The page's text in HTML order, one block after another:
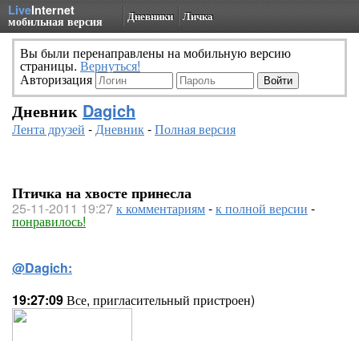
LiveInternet
мобильная версия Дневники Личка
Вы были перенаправлены на мобильную версию
страницы. Вернуться!
Авторизация
Дневник Dagich
Лента друзей -Дневник-Полная версия
Птичка на хвосте принесла
25-11-2011 19:27к комментариям-к полной версии -
понравилось!
@Dagich:
19:27:09Все, пригласительный пристроен)